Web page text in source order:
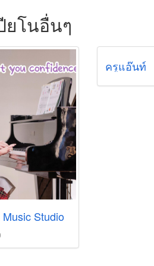
ยโนอื่นๆ
Studio
ครูแอ๊นท์